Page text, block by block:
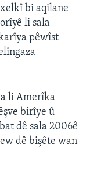
bi aqilane
li sala
pêwîst
li Amerîka
birîye û
dê sala 2006ê
dê bişête wan